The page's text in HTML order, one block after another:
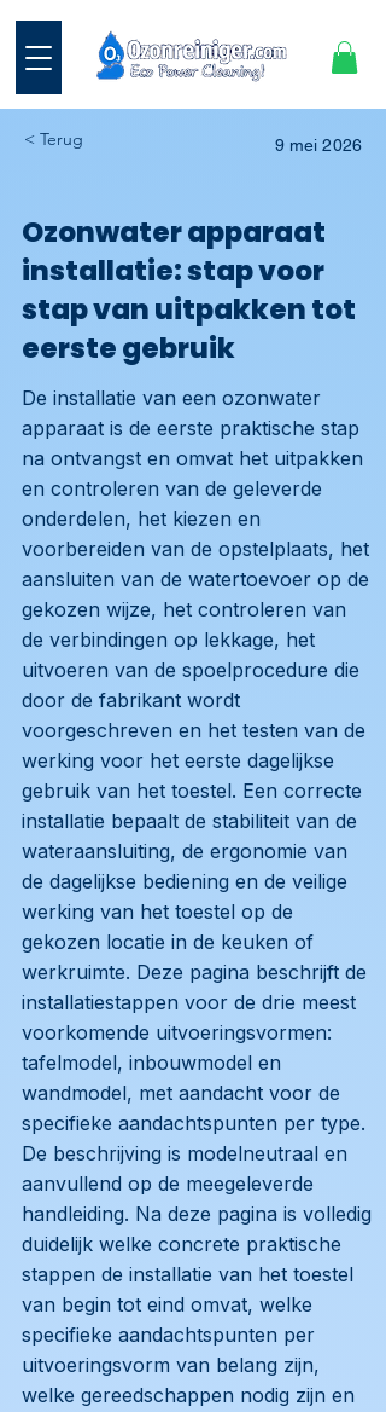
< Terug 9 mei 2026
Ozonwater apparaat
installatie: stap voor
stap van uitpakken tot
eerste gebruik
De installatie van een ozonwater
apparaat is de eerste praktische stap
na ontvangst en omvat het uitpakken
en controleren van de geleverde
onderdelen, het kiezen en
voorbereiden van de opstelplaats, het
aansluiten van de watertoevoer op de
gekozen wijze, het controleren van
de verbindingen op lekkage, het
uitvoeren van de spoelprocedure die
door de fabrikant wordt
voorgeschreven en het testen van de
werking voor het eerste dagelijkse
gebruik van het toestel. Een correcte
installatie bepaalt de stabiliteit van de
wateraansluiting, de ergonomie van
de dagelijkse bediening en de veilige
werking van het toestel op de
gekozen locatie in de keuken of
werkruimte. Deze pagina beschrijft de
installatiestappen voor de drie meest
voorkomende uitvoeringsvormen:
tafelmodel, inbouwmodel en
wandmodel, met aandacht voor de
specifieke aandachtspunten per type.
De beschrijving is modelneutraal en
aanvullend op de meegeleverde
handleiding. Na deze pagina is volledig
duidelijk welke concrete praktische
stappen de installatie van het toestel
van begin tot eind omvat, welke
specifieke aandachtspunten per
uitvoeringsvorm van belang zijn,
welke gereedschappen nodig zijn en